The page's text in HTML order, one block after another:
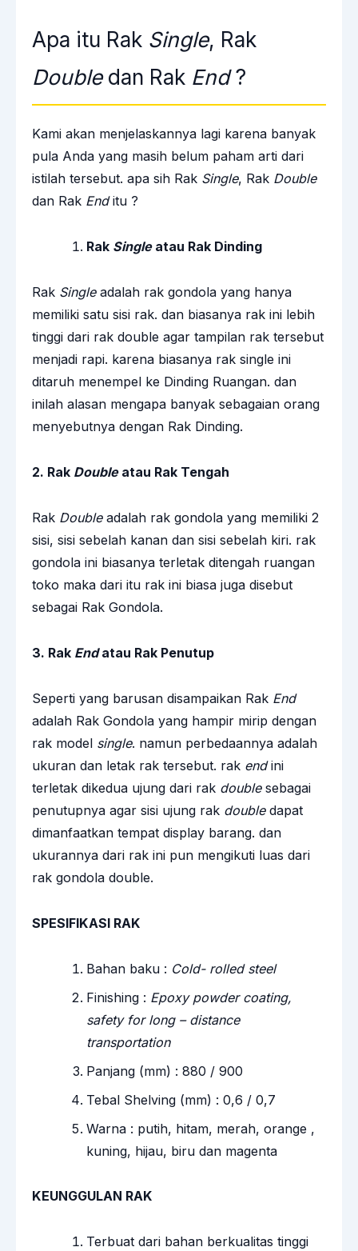
Apa itu Rak Single, Rak
Doubledan Rak End?
Kami akan menjelaskannya lagi karena banyak
pula Anda yang masih belum paham arti dari
istilah tersebut. apa sih Rak Single, Rak Double
dan Rak Enditu ?
Rak Singleatau Rak Dinding
Rak Singleadalah rak gondola yang hanya
memiliki satu sisi rak. dan biasanya rak ini lebih
tinggi dari rak double agar tampilan rak tersebut
menjadi rapi. karena biasanya rak single ini
ditaruh menempel ke Dinding Ruangan. dan
inilah alasan mengapa banyak sebagaian orang
menyebutnya dengan Rak Dinding.
2. Rak Doubleatau Rak Tengah
Rak Doubleadalah rak gondola yang memiliki 2
sisi, sisi sebelah kanan dan sisi sebelah kiri. rak
gondola ini biasanya terletak ditengah ruangan
toko maka dari itu rak ini biasa juga disebut
sebagai Rak Gondola.
3. Rak Endatau Rak Penutup
Seperti yang barusan disampaikan Rak End
adalah Rak Gondola yang hampir mirip dengan
rak model single. namun perbedaannya adalah
ukuran dan letak rak tersebut. rak endini
terletak dikedua ujung dari rak doublesebagai
penutupnya agar sisi ujung rak doubledapat
dimanfaatkan tempat display barang. dan
ukurannya dari rak ini pun mengikuti luas dari
rak gondola double.
SPESIFIKASI RAK
Bahan baku : Cold- rolled steel
Finishing : Epoxy powder coating,
safety for long – distance
transportation
Panjang (mm) : 880 / 900
Tebal Shelving (mm) : 0,6 / 0,7
Warna : putih, hitam, merah, orange ,
kuning, hijau, biru dan magenta
KEUNGGULAN RAK
Terbuat dari bahan berkualitas tinggi